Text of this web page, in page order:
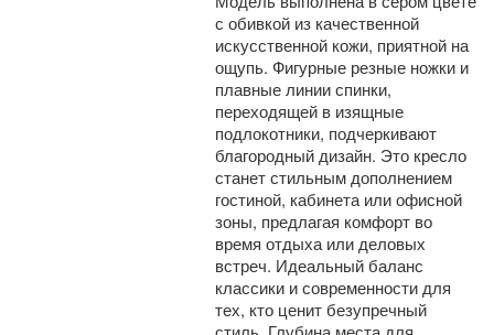
с обивкой из качественной
искусственной кожи, приятной на
ощупь. Фигурные резные ножки и
плавные линии спинки,
переходящей в изящные
подлокотники, подчеркивают
благородный дизайн. Это кресло
станет стильным дополнением
гостиной, кабинета или офисной
зоны, предлагая комфорт во
время отдыха или деловых
встреч. Идеальный баланс
классики и современности для
тех, кто ценит безупречный